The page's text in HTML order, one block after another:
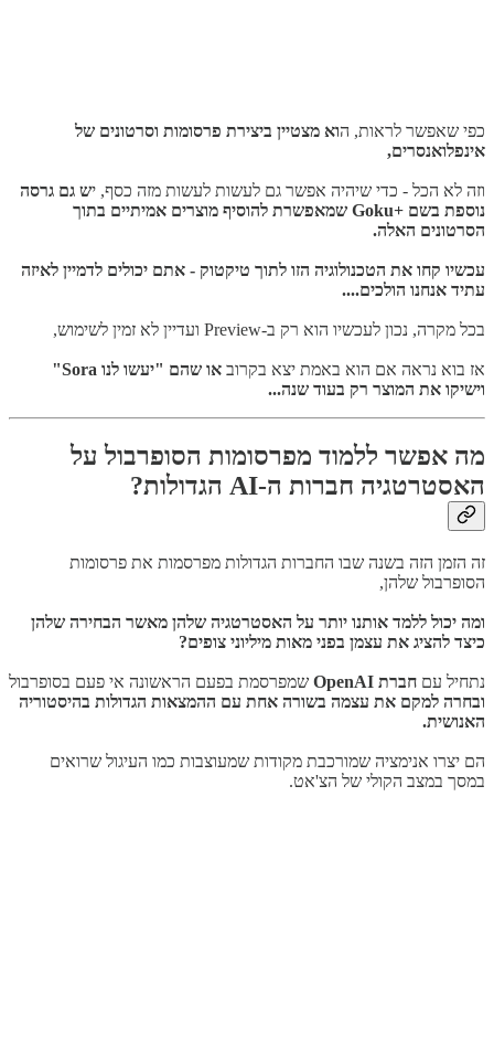
כפי שאפשר לראות, הוא מצטיין ביצירת פרסומות וסרטונים של
אינפלואנסרים,
וזה לא הכל - כדי שיהיה אפשר גם לעשות לעשות מזה כסף, יש גם גרסה
נוספת בשם +Goku שמאפשרת להוסיף מוצרים אמיתיים בתוך
הסרטונים האלה.
עכשיו קחו את הטכנולוגיה הזו לתוך טיקטוק - אתם יכולים לדמיין לאיזה
עתיד אנחנו הולכים....
בכל מקרה, נכון לעכשיו הוא רק ב-Preview ועדיין לא זמין לשימוש,
אז בוא נראה אם הוא באמת יצא בקרוב
או שהם "יעשו לנו Sora"
וישיקו את המוצר רק בעוד שנה...
מה אפשר ללמוד מפרסומות הסופרבול על
האסטרטגיה חברות ה-AI הגדולות?
זה הזמן הזה בשנה שבו החברות הגדולות מפרסמות את פרסומות
הסופרבול שלהן,
ומה יכול ללמד אותנו יותר על האסטרטגיה שלהן מאשר הבחירה שלהן
כיצד להציג את עצמן בפני מאות מיליוני צופים?
נתחיל עם חברת OpenAI
שמפרסמת בפעם הראשונה אי פעם בסופרבול
ובחרה למקם את עצמה בשורה אחת עם ההמצאות הגדולות בהיסטוריה
האנושית.
הם יצרו אנימציה שמורכבת מקודות שמעוצבות כמו העיגול שרואים
במסך במצב הקולי של הצ'אט.